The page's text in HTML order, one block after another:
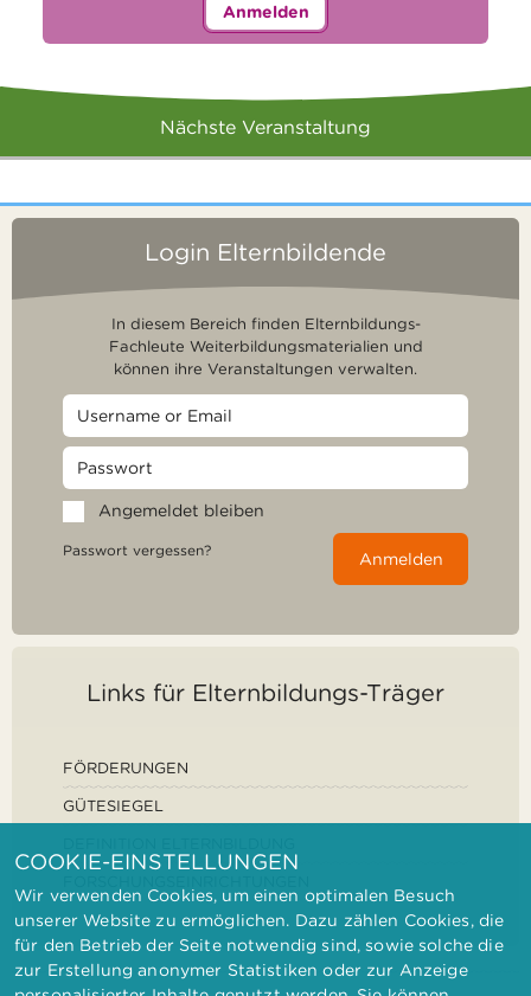
Anmelden
Nächste Veranstaltung
Login Elternbildende
In diesem Bereich finden Elternbildungs-
Fachleute Weiterbildungsmaterialien und
können ihre Veranstaltungen verwalten.
Angemeldet bleiben
Passwort vergessen? Anmelden
Links für Elternbildungs-Träger
FÖRDERUNGEN
GÜTESIEGEL
COOKIE-EINSTELLUNGEN
Wir verwenden Cookies, um einen optimalen Besuch
unserer Website zu ermöglichen. Dazu zählen Cookies, die
für den Betrieb der Seite notwendig sind, sowie solche die
zur Erstellung anonymer Statistiken oder zur Anzeige